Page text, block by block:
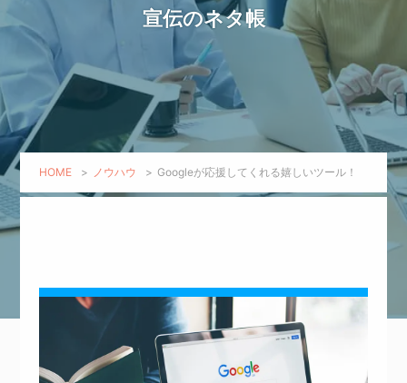
宣伝のネタ帳
HOME > ノウハウ > Googleが応援してくれる嬉しいツール！